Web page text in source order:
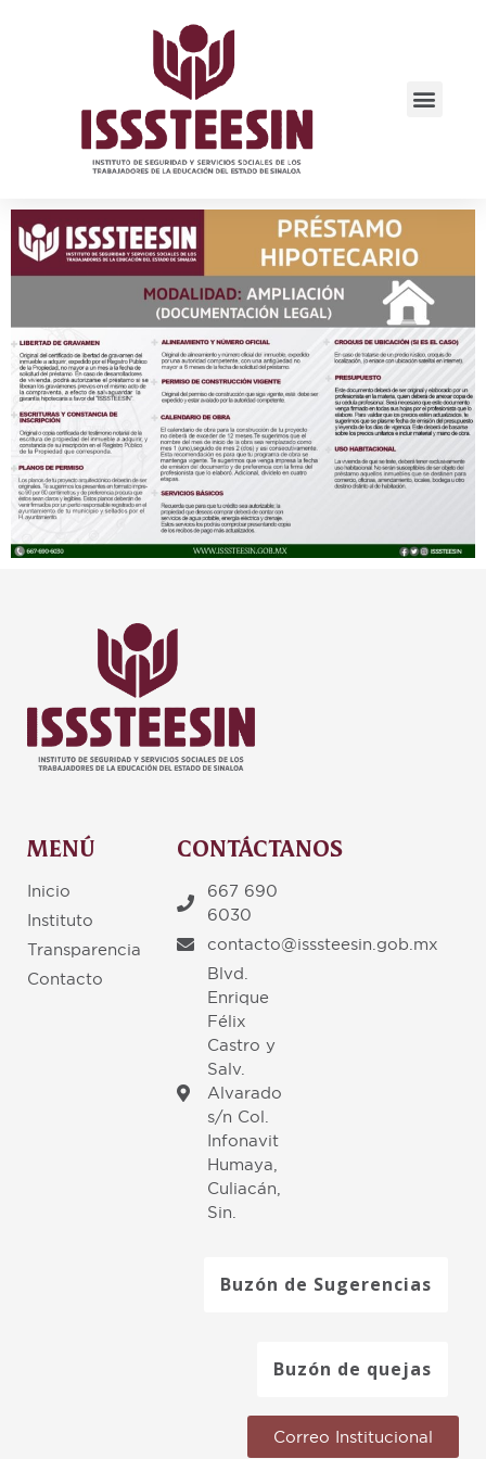
MENÚ
Inicio
Instituto
Transparencia
Contacto
CONTÁCTANOS
667 690
6030
contacto@isssteesin.gob.mx
Blvd.
Enrique
Félix
Castro y
Salv.
Alvarado
s/n Col.
Infonavit
Humaya,
Culiacán,
Sin.
Buzón de Sugerencias
Buzón de quejas
Correo Institucional